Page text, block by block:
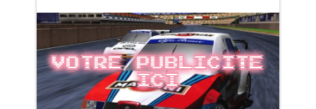
Votre publicite
ici